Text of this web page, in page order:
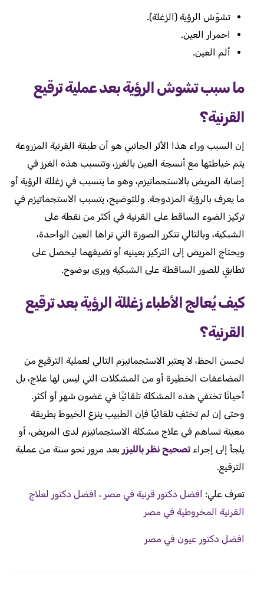
تشوّش الرؤية (الزغلة).
احمرار العين.
ألم العين.
ما سبب تشوش الرؤية بعد عملية ترقيع
القرنية؟
إن السبب وراء هذا الأثر الجانبي هو أن طبقة القرنية المزروعة
يتم خياطتها مع أنسجة العين بالغرز، وتتسبب هذه الغرز في
إصابة المريض بالاستجماتيزم، وهو ما يتسبب في زغللة الرؤية أو
ما يعرف بالرؤية المزدوجة. وللتوضيح، يتسبب الاستجماتيزم في
تركيز الضوء الساقط على القرنية في أكثر من نقطة على
الشبكية، وبالتالي تتكرر الصورة التي تراها العين الواحدة،
ويحتاج المريض إلى التركيز بعينيه أو تضيقهما ليحصل على
تطابقٍ للصور الساقطة على الشبكية ويرى بوضوح.
كيف يُعالج الأطباء زغللة الرؤية بعد ترقيع
القرنية؟
لحسن الحظ، لا يعتبر الاستجماتيزم التالي لعملية الترقيع من
المضاعفات الخطيرة أو من المشكلات التي ليس لها علاج، بل
أحيانًا تختفي هذه المشكلة تلقائيًا في غضون شهر أو أكثر.
وحتى إن لم تختفِ تلقائيًا فإن الطبيب ينزع الخيوط بطريقة
معينة تساهم في علاج مشكلة الاستجماتيزم لدى المريض، أو
يلجأ إلى إجراء تصحيح نظر بالليزر بعد مرور نحو سنة من عملية
الترقيع.
تعرف علي: افضل دكتور قرنية في مصر ، فضل دكتور لعلاج
القرنية المخروطية في مصر
افضل دكتور عيون في مصر